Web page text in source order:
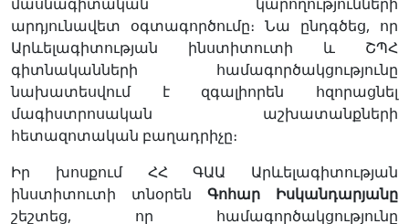
արդյունավետ օգտագործումը։ Նա ընդգծեց, որ
Արևելագիտության ինստիտուտի և ՇՊՀ
գիտնականների համագործակցությունը
նախատեսվում է զգալիորեն հզորացնել
մագիստրոսական աշխատանքների
հետազոտական բաղադրիչը։
Իր խոսքում ՀՀ ԳԱԱ Արևելագիտության
ինստիտուտի տնօրեն Գոհար
Իսկանդարյանը
շեշտեց, որ համագործակցությունը